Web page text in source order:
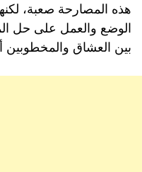
هذه المصارحة صعبة،
الوضع والعمل على حل
بين العشاق والمخطوبين